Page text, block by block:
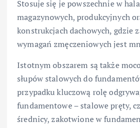
Stosuje się je powszechnie w
magazynowych, produkcyjnych
konstrukcjach dachowych, gdzie
wymagań zmęczeniowych jest
Istotnym obszarem są także
słupów stalowych do
przypadku kluczową rolę
fundamentowe – stalowe pręty,
średnicy, zakotwione w